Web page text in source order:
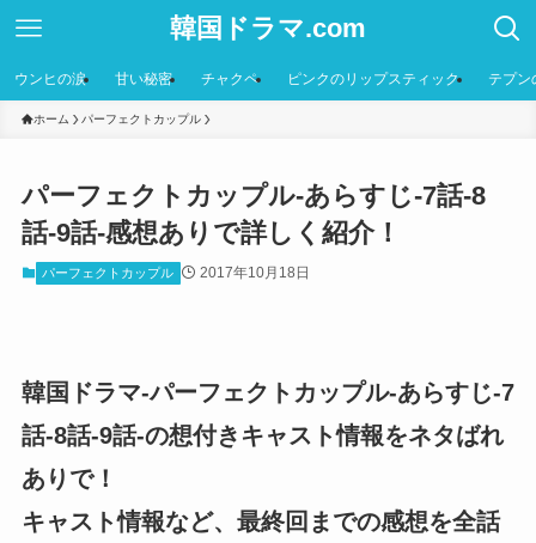
韓国ドラマ.com
ウンヒの涙 甘い秘密 チャクペ ピンクのリップスティック テプン
ホーム パーフェクトカップル
パーフェクトカップル-あらすじ-7話-8
話-9話-感想ありで詳しく紹介！
パーフェクトカップル 2017年10月18日
韓国ドラマ-パーフェクトカップル-あらすじ-7
話-8話-9話-の想付きキャスト情報をネタばれ
ありで！
キャスト情報など、最終回までの感想を全話